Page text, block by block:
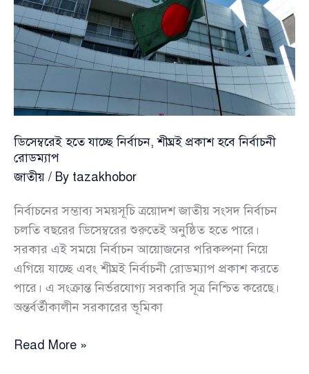
ডিসেম্বরেই হতে যাচ্ছে নির্বাচন, শীঘ্রই প্রকাশ হবে নির্বাচনী
রোডম্যাপ
জাতীয় / By tazakhobor
নির্বাচনের সম্ভাব্য সময়সূচি ত্রয়োদশ জাতীয় সংসদ নির্বাচন
চলতি বছরের ডিসেম্বরের শুরুতেই অনুষ্ঠিত হতে পারে।
সরকার এই সময়ে নির্বাচন আয়োজনের পরিকল্পনা নিয়ে
এগিয়ে যাচ্ছে এবং শীঘ্রই নির্বাচনী রোডম্যাপ প্রকাশ করতে
পারে। এ সংক্রান্ত নির্ভরযোগ্য সরকারি সূত্র নিশ্চিত করেছে।
অন্তর্বর্তীকালীন সরকারের ভূমিকা
ডিসেম্বরেই
Read More »